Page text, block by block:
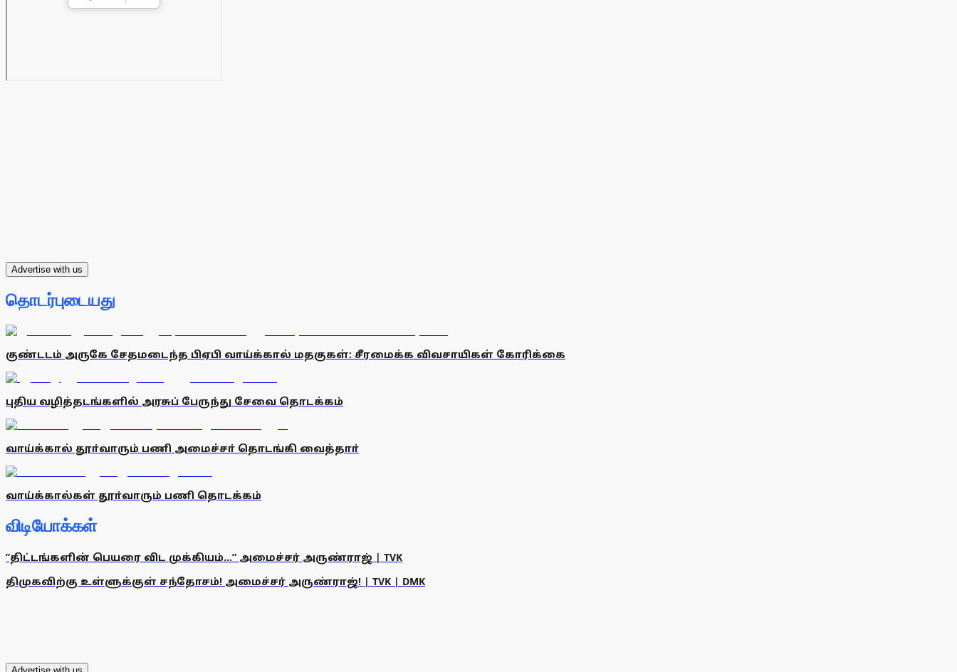
Advertise with us
தொடர்புடையது
குண்டடம் அருகே சேதமடைந்த பிஏபி வாய்க்கால் மதகுகள்: சீரமைக்க விவசாயிகள் கோரிக்கை
புதிய வழித்தடங்களில் அரசுப் பேருந்து சேவை தொடக்கம்
வாய்க்கால் தூா்வாரும் பணி அமைச்சா் தொடங்கி வைத்தாா்
வாய்க்கால்கள் தூா்வாரும் பணி தொடக்கம்
விடியோக்கள்
”திட்டங்களின் பெயரை விட முக்கியம்...” அமைச்சர் அருண்ராஜ் | TVK
திமுகவிற்கு உள்ளுக்குள் சந்தோசம்! அமைச்சர் அருண்ராஜ்! | TVK | DMK